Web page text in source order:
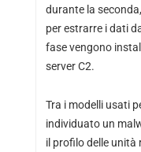
durante la seconda,
per estrarre i dati
fase vengono
server C2.
Tra i modelli usati
individuato un
il profilo delle unità